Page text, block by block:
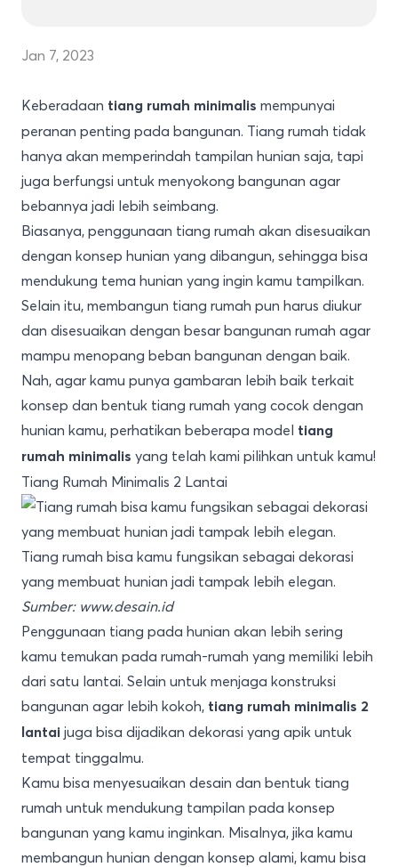
Jan 7, 2023
Keberadaan tiang rumah minimalis mempunyai
peranan penting pada bangunan. Tiang rumah tidak
hanya akan memperindah tampilan hunian saja, tapi
juga berfungsi untuk menyokong bangunan agar
bebannya jadi lebih seimbang.
Biasanya, penggunaan tiang rumah akan disesuaikan
dengan konsep hunian yang dibangun, sehingga bisa
mendukung tema hunian yang ingin kamu tampilkan.
Selain itu, membangun tiang rumah pun harus diukur
dan disesuaikan dengan besar bangunan rumah agar
mampu menopang beban bangunan dengan baik.
Nah, agar kamu punya gambaran lebih baik terkait
konsep dan bentuk tiang rumah yang cocok dengan
hunian kamu, perhatikan beberapa model tiang
rumah minimalis yang telah kami pilihkan untuk kamu!
Tiang Rumah Minimalis 2 Lantai
Tiang rumah bisa kamu fungsikan sebagai dekorasi
yang membuat hunian jadi tampak lebih elegan.
Sumber: www.desain.id
Penggunaan tiang pada hunian akan lebih sering
kamu temukan pada rumah-rumah yang memiliki lebih
dari satu lantai. Selain untuk menjaga konstruksi
bangunan agar lebih kokoh, tiang rumah minimalis 2
lantai juga bisa dijadikan dekorasi yang apik untuk
tempat tinggalmu.
Kamu bisa menyesuaikan desain dan bentuk tiang
rumah untuk mendukung tampilan pada konsep
bangunan yang kamu inginkan. Misalnya, jika kamu
membangun hunian dengan konsep alami, kamu bisa